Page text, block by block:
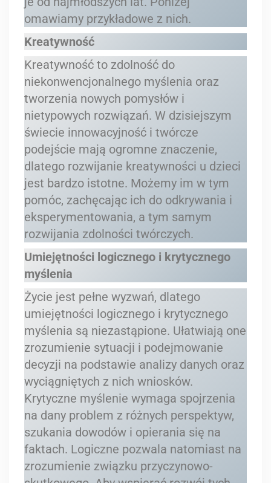
omawiamy przykładowe z nich.
Kreatywność
Kreatywność to zdolność do
niekonwencjonalnego myślenia oraz
tworzenia nowych pomysłów i
nietypowych rozwiązań. W dzisiejszym
świecie innowacyjność i twórcze
podejście mają ogromne znaczenie,
dlatego rozwijanie kreatywności u dzieci
jest bardzo istotne. Możemy im w tym
pomóc, zachęcając ich do odkrywania i
eksperymentowania, a tym samym
rozwijania zdolności twórczych.
Umiejętności logicznego i krytycznego
myślenia
Życie jest pełne wyzwań, dlatego
umiejętności logicznego i krytycznego
myślenia są niezastąpione. Ułatwiają one
zrozumienie sytuacji i podejmowanie
decyzji na podstawie analizy danych oraz
wyciągniętych z nich wniosków.
Krytyczne myślenie wymaga spojrzenia
na dany problem z różnych perspektyw,
szukania dowodów i opierania się na
faktach. Logiczne pozwala natomiast na
zrozumienie związku przyczynowo-